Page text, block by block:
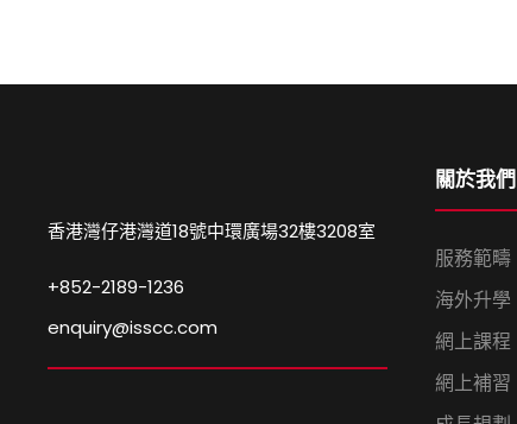
香港灣仔港灣道18號中環廣場32樓3208室
+852-2189-1236
enquiry@isscc.com
關於我們
服務範疇
海外升學
網上課程
網上補習